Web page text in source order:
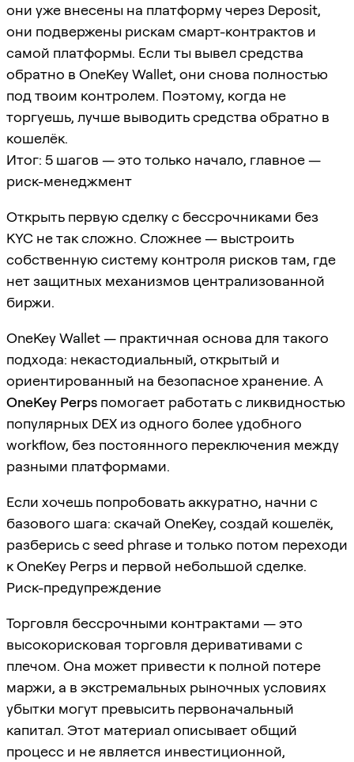
они уже внесены на платформу через Deposit,
они подвержены рискам смарт-контрактов и
самой платформы. Если ты вывел средства
обратно в OneKey Wallet, они снова полностью
под твоим контролем. Поэтому, когда не
торгуешь, лучше выводить средства обратно в
кошелёк.
Итог: 5 шагов — это только начало, главное —
риск-менеджмент
Открыть первую сделку с бессрочниками без
KYC не так сложно. Сложнее — выстроить
собственную систему контроля рисков там, где
нет защитных механизмов централизованной
биржи.
OneKey Wallet — практичная основа для такого
подхода: некастодиальный, открытый и
ориентированный на безопасное хранение. А
OneKey Perps помогает работать с ликвидностью
популярных DEX из одного более удобного
workflow, без постоянного переключения между
разными платформами.
Если хочешь попробовать аккуратно, начни с
базового шага: скачай OneKey, создай кошелёк,
разберись с seed phrase и только потом переходи
к OneKey Perps и первой небольшой сделке.
Риск-предупреждение
Торговля бессрочными контрактами — это
высокорисковая торговля деривативами с
плечом. Она может привести к полной потере
маржи, а в экстремальных рыночных условиях
убытки могут превысить первоначальный
капитал. Этот материал описывает общий
процесс и не является инвестиционной,